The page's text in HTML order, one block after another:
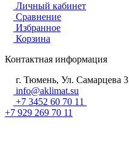
Личный кабинет
Сравнение
Избранное
Корзина
Контактная информация
г. Тюмень, Ул. Самарцева 3
info@aklimat.su
+7 3452 60 70 11
+7 929 269 70 11